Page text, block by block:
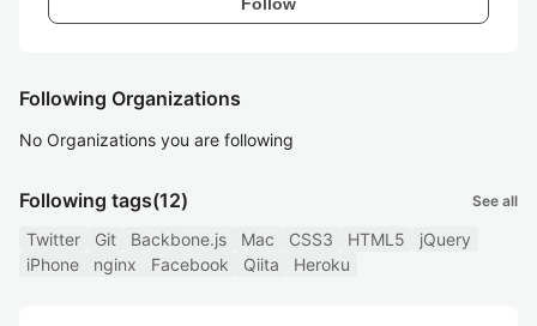
Following Organizations
No Organizations you are following
Following tags(12) See all
Twitter Git Backbone.js Mac CSS3 HTML5
jQuery
iPhone
nginx Facebook Qiita Heroku